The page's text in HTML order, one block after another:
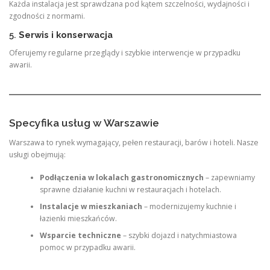
Każda instalacja jest sprawdzana pod kątem szczelności, wydajności i
zgodności z normami.
5. Serwis i konserwacja
Oferujemy regularne przeglądy i szybkie interwencje w przypadku
awarii.
Specyfika usług w Warszawie
Warszawa to rynek wymagający, pełen restauracji, barów i hoteli. Nasze
usługi obejmują:
Podłączenia w lokalach gastronomicznych – zapewniamy
sprawne działanie kuchni w restauracjach i hotelach.
Instalacje w mieszkaniach – modernizujemy kuchnie i
łazienki mieszkańców.
Wsparcie techniczne – szybki dojazd i natychmiastowa
pomoc w przypadku awarii.